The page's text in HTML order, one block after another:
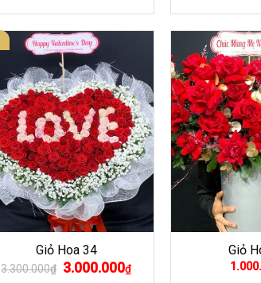
Giỏ Hoa 34
3.300.000₫ Giá
gốc
3.000.000₫Giá
hiện
Giỏ